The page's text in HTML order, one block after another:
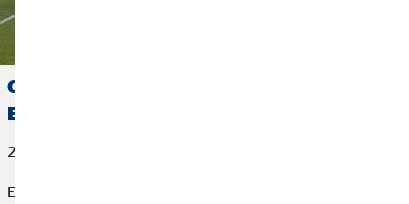
OVB España se suma a la visibilización de la
ELA en Cáceres
22 de junio de 2026
El fútbol también puede cambiar vidas